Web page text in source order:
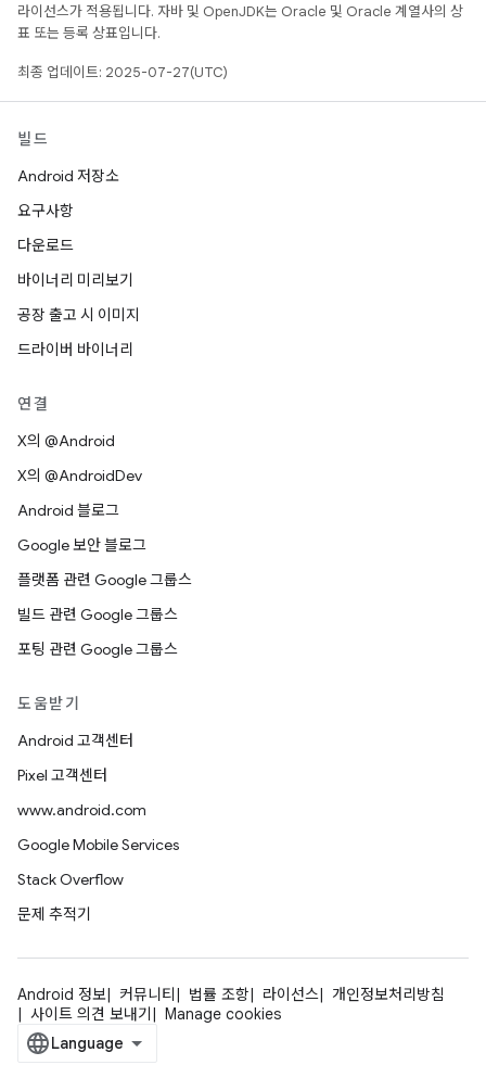
라이선스가 적용됩니다. 자바 및 OpenJDK는 Oracle 및 Oracle 계열사의 상
표 또는 등록 상표입니다.
최종 업데이트: 2025-07-27(UTC)
빌드
Android 저장소
요구사항
다운로드
바이너리 미리보기
공장 출고 시 이미지
드라이버 바이너리
연결
X의 @Android
X의 @AndroidDev
Android 블로그
Google 보안 블로그
플랫폼 관련 Google 그룹스
빌드 관련 Google 그룹스
포팅 관련 Google 그룹스
도움받기
Android 고객센터
Pixel 고객센터
www.android.com
Google Mobile Services
Stack Overflow
문제 추적기
Android 정보 커뮤니티 법률 조항 라이선스
개인정보처리방침
사이트 의견 보내기
Manage cookies